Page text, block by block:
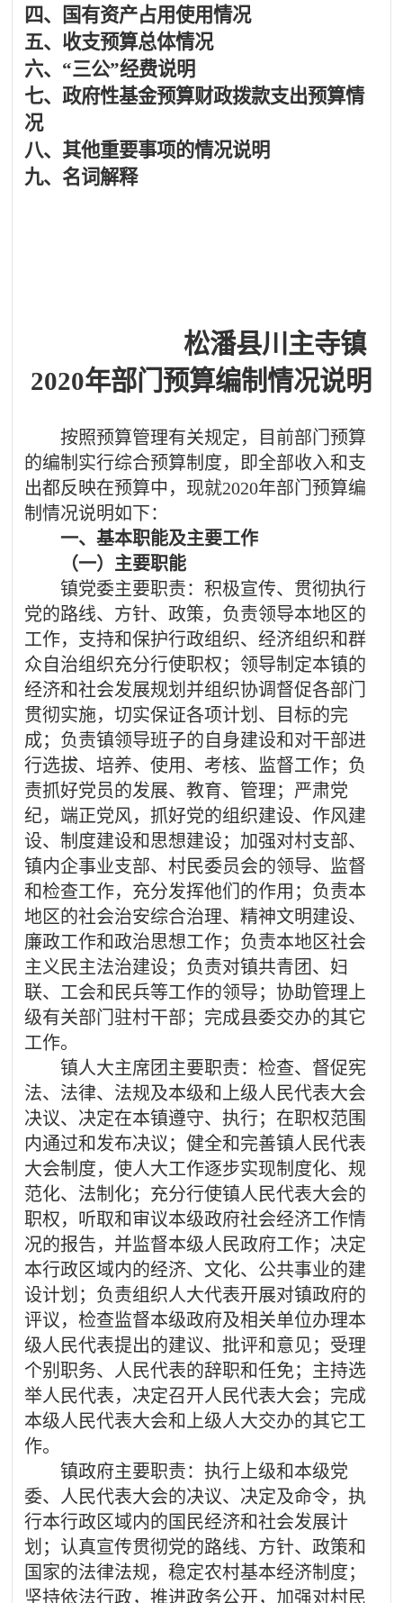
四、
国有资产占用使用情况
五、 收支预算总体情况
六、 “三公”经费说明
七、政府性基金预算财政拨款支出预算情
况
八、 其他重要事项的情况说明
九、 名词解释
松潘县川主寺镇
2020年部门预算编制情况说明
按照预算管理有关规定，目前部门预算
的编制实行综合预算制度，即全部收入和支
出都反映在预算中，现就2020年部门预算编
制情况说明如下：
一、基本职能及主要工作
（一）主要职能
镇党委主要职责：积极宣传、贯彻执行
党的路线、方针、政策，负责领导本地区的
工作，支持和保护行政组织、经济组织和群
众自治组织充分行使职权；领导制定本镇的
经济和社会发展规划并组织协调督促各部门
贯彻实施，切实保证各项计划、目标的完
成；负责镇领导班子的自身建设和对干部进
行选拔、培养、使用、考核、监督工作；负
责抓好党员的发展、教育、管理；严肃党
纪，端正党风，抓好党的组织建设、作风建
设、制度建设和思想建设；加强对村支部、
镇内企事业支部、村民委员会的领导、监督
和检查工作，充分发挥他们的作用；负责本
地区的社会治安综合治理、精神文明建设、
廉政工作和政治思想工作；负责本地区社会
主义民主法治建设；负责对镇共青团、妇
联、工会和民兵等工作的领导；协助管理上
级有关部门驻村干部；完成县委交办的其它
工作。
镇人大主席团主要职责：检查、督促宪
法、法律、法规及本级和上级人民代表大会
决议、决定在本镇遵守、执行；在职权范围
内通过和发布决议；健全和完善镇人民代表
大会制度，使人大工作逐步实现制度化、规
范化、法制化；充分行使镇人民代表大会的
职权，听取和审议本级政府社会经济工作情
况的报告，并监督本级人民政府工作；决定
本行政区域内的经济、文化、公共事业的建
设计划；负责组织人大代表开展对镇政府的
评议，检查监督本级政府及相关单位办理本
级人民代表提出的建议、批评和意见；受理
个别职务、人民代表的辞职和任免；主持选
举人民代表，决定召开人民代表大会；完成
本级人民代表大会和上级人大交办的其它工
作。
镇政府主要职责：执行上级和本级党
委、人民代表大会的决议、决定及命令，执
行本行政区域内的国民经济和社会发展计
划；认真宣传贯彻党的路线、方针、政策和
国家的法律法规，稳定农村基本经济制度；
坚持依法行政，推进政务公开，加强对村民